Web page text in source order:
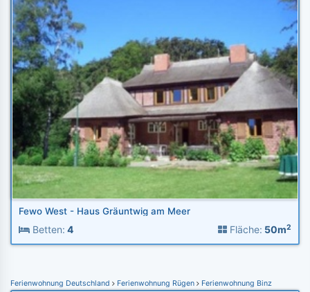
Fewo West - Haus Gräuntwig am Meer
Betten: 4 Fläche: 50m2
Ferienwohnung Deutschland Ferienwohnung Rügen Ferienwohnung Binz